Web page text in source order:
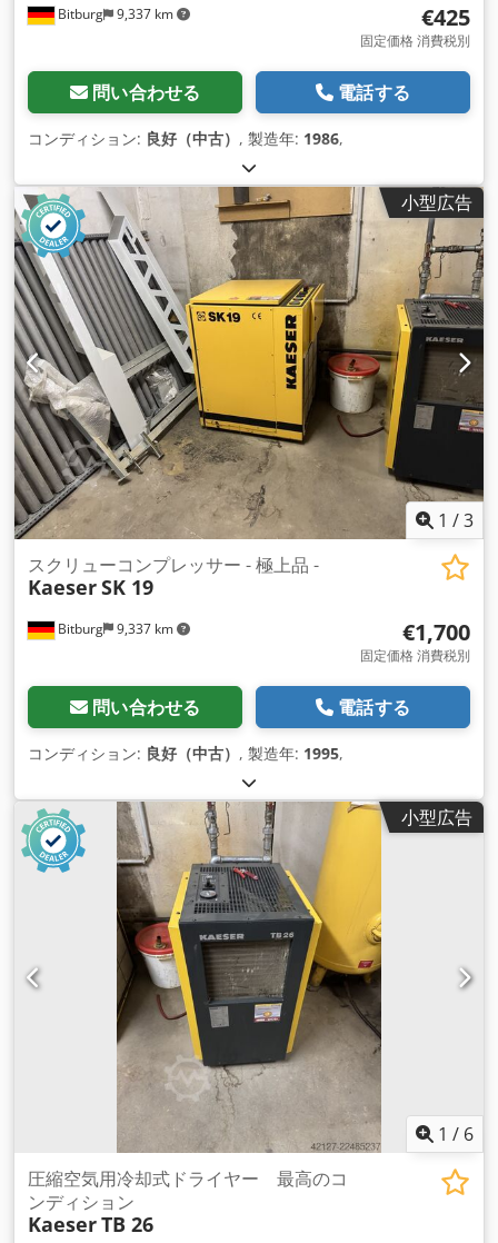
Bitburg 9,337 km €425
固定価格 消費税別
問い合わせる 電話する
コンディション: 良好（中古） , 製造年: 1986,
小型広告
1 /3
Bitburg 9,337 km
スクリューコンプレッサー - 極上品 -
KaeserSK 19
€1,700
固定価格 消費税別
問い合わせる 電話する
コンディション: 良好（中古） , 製造年: 1995,
小型広告
1 / 6
圧縮空気用冷却式ドライヤー 最高のコ
ンディション
KaeserTB 26